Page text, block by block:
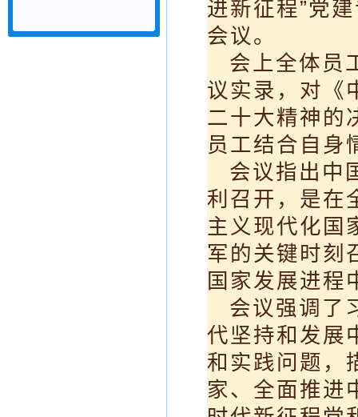
进新征程”党
会议。
会上全体员
议实录，对《
二十大精神的
员工结合自身
会议指出中
利召开，是在
主义现代化国
军的关键时刻
国家发展进程
会议强调了
代坚持和发展
和实践问题，
家、全面推进